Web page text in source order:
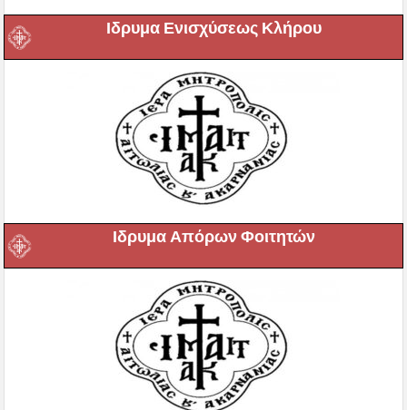
Ιδρυμα Ενισχύσεως Κλήρου
Ιδρυμα Απόρων Φοιτητών